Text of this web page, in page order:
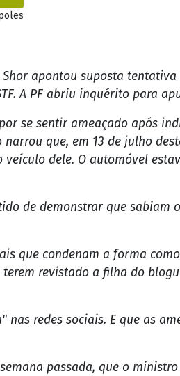
apontou suposta
A PF abriu inquérito para
se sentir ameaçado após
que, em 13 de julho
dele. O automóvel
de demonstrar que sabiam
que condenam a forma
revistado a filha do
redes sociais. E que as
passada, que o ministro